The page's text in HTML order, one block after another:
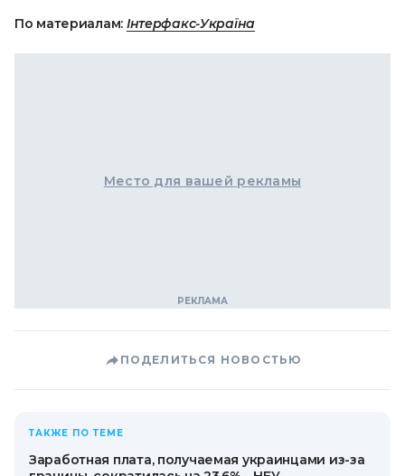
По материалам: Інтерфакс-Україна
Место для вашей рекламы
ПОДЕЛИТЬСЯ НОВОСТЬЮ
ТАКЖЕ ПО ТЕМЕ
Заработная плата, получаемая украинцами из-за